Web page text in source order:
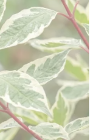
à tous les
leur
en font des
jardin
soyez un
les
durable et